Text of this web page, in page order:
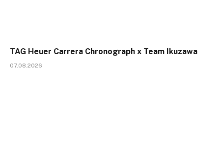
TAG Heuer Carrera Chronograph x Team Ikuzawa
07.08.2026